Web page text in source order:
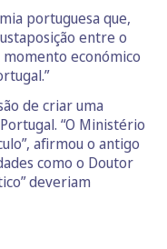
portuguesa que,
entre o
económico
de criar uma
“O Ministério
afirmou o antigo
como o Doutor
deveriam